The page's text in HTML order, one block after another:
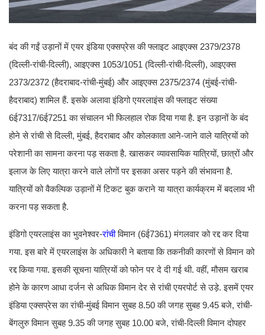
बंद की गईं उड़ानों में एयर इंडिया एक्सप्रेस की फ्लाइट आइएक्स 2379/2378
(दिल्ली-रांची-दिल्ली), आइएक्स 1053/1051 (दिल्ली-रांची-दिल्ली), आइएक्स
2373/2372 (हैदराबाद-रांची-मुंबई) और आइएक्स 2375/2374 (मुंबई-रांची-
हैदराबाद) शामिल हैं. इसके अलावा इंडिगो एयरलाइंस की फ्लाइट संख्या
6ई7317/6ई7251 का संचालन भी फिलहाल रोक दिया गया है. इन उड़ानों के बंद
होने से रांची से दिल्ली, मुंबई, हैदराबाद और कोलकाता आने-जाने वाले यात्रियों को
परेशानी का सामना करना पड़ सकता है. खासकर व्यावसायिक यात्रियों, छात्रों और
इलाज के लिए यात्रा करने वाले लोगों पर इसका असर पड़ने की संभावना है.
यात्रियों को वैकल्पिक उड़ानों में टिकट बुक कराने या यात्रा कार्यक्रम में बदलाव भी
करना पड़ सकता है.
इंडिगो एयरलाइंस का भुवनेश्वर-रांचीविमान (6ई7361) मंगलवार को रद्द कर दिया
गया. इस बारे में एयरलाइंस के अधिकारी ने बताया कि तकनीकी कारणों से विमान को
रद्द किया गया. इसकी सूचना यात्रियों को फोन पर दे दी गई थी. वहीं, मौसम खराब
होने के कारण आधा दर्जन से अधिक विमान देर से रांची एयरपोर्ट से उड़े. इसमें एयर
इंडिया एक्सप्रेस का रांची-मुंबई विमान सुबह 8.50 की जगह सुबह 9.45 बजे, रांची-
बेंगलुरु विमान सुबह 9.35 की जगह सुबह 10.00 बजे, रांची-दिल्ली विमान दोपहर